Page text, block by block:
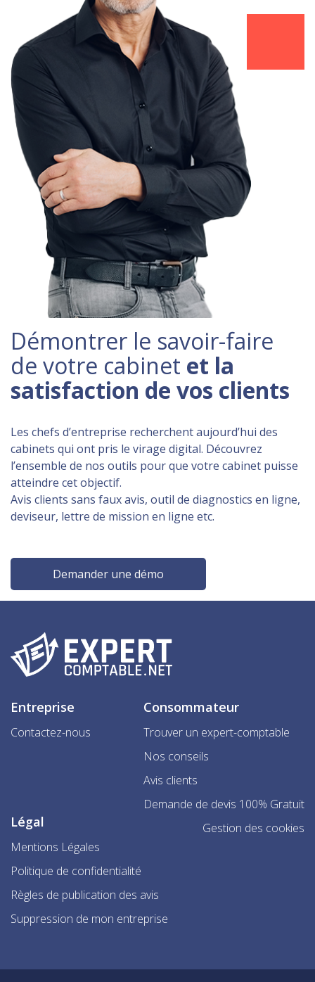
Démontrer le savoir-faire
de votre cabinet et la
satisfaction de vos clients
Les chefs d’entreprise recherchent aujourd’hui des
cabinets qui ont pris le virage digital. Découvrez
l’ensemble de nos outils pour que votre cabinet puisse
atteindre cet objectif.
Avis clients sans faux avis, outil de diagnostics en ligne,
deviseur, lettre de mission en ligne etc.
Demander une démo
Entreprise
Contactez-nous
Consommateur
Trouver un expert-comptable
Nos conseils
Avis clients
Demande de devis 100% Gratuit
Légal
Mentions Légales
Politique de confidentialité
Règles de publication des avis
Suppression de mon entreprise
Gestion des cookies